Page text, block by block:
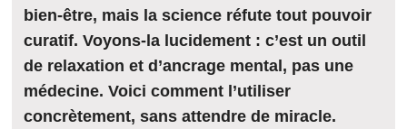
bien-être, mais la science réfute tout pouvoir
curatif. Voyons-la lucidement : c’est un outil
de relaxation et d’ancrage mental, pas une
médecine. Voici comment l’utiliser
concrètement, sans attendre de miracle.